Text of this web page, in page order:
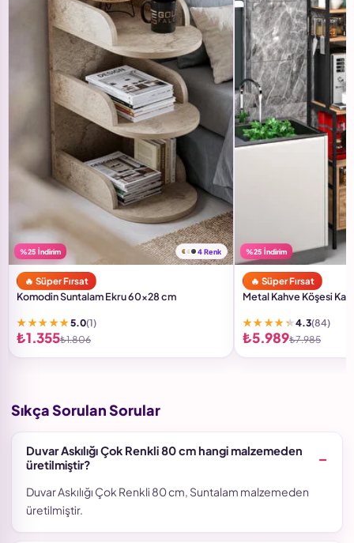
%25 İndirim 4 Renk
🔥 Süper Fırsat
Komodin Suntalam Ekru 60x28 cm
★★★★★5.0(1)
₺1.355₺1.806
%25 İndirim
🔥 Süper Fırsat
Metal Kahve Köşesi
★★★★★4.3(84)
₺5.989₺7.985
Sıkça Sorulan Sorular
Duvar Askılığı Çok Renkli 80 cm hangi malzemeden
üretilmiştir?
Duvar Askılığı Çok Renkli 80 cm, Suntalam malzemeden
üretilmiştir.